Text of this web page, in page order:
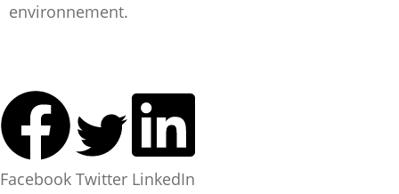
environnement.
Facebook Twitter LinkedIn